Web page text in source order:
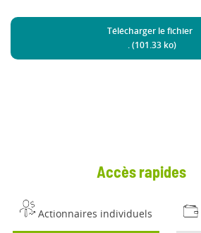
Télécharger le fichier
. (101.33 ko)
Accès rapides
Actionnaires individuels